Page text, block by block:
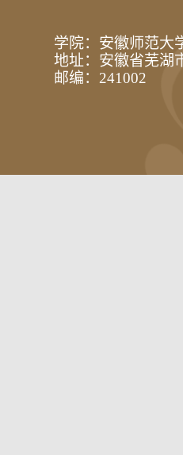
学院：安徽师范大
地址：安徽省芜湖
邮编：241002